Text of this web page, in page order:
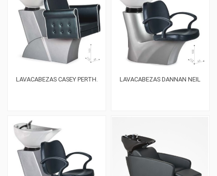
LAVACABEZAS CASEY PERTH. LAVACABEZAS DANNAN NEIL